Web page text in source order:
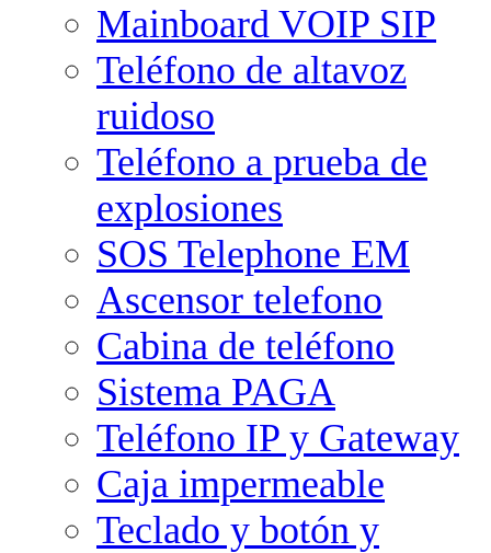
Mainboard VOIP SIP
Teléfono de altavoz
ruidoso
Teléfono a prueba de
explosiones
SOS Telephone EM
Ascensor telefono
Cabina de teléfono
Sistema PAGA
Teléfono IP y Gateway
Caja impermeable
Teclado y botón y